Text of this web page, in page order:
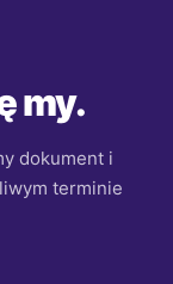
my.
dokument i
terminie